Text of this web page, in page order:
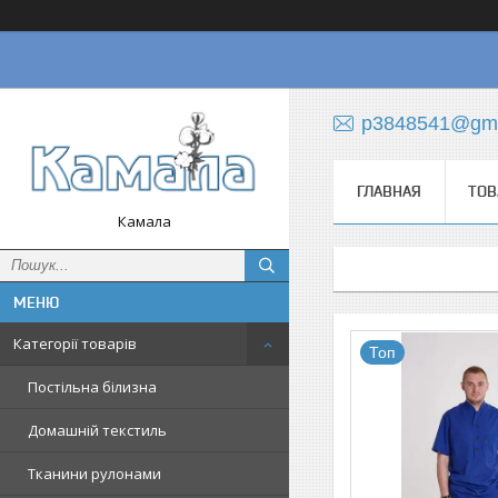
Камала
Категорії товарів
Постільна білизна
Домашній текстиль
Тканини рулонами
ГЛАВНАЯ
Топ